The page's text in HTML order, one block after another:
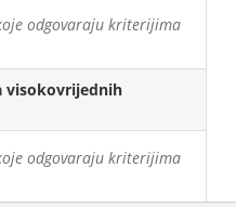
odgovaraju kriterijima
visokovrijednih
odgovaraju kriterijima